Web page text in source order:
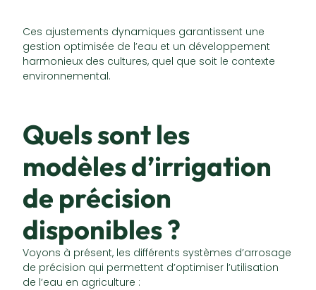
Ces ajustements dynamiques garantissent une
gestion optimisée de l’eau et un développement
harmonieux des cultures, quel que soit le contexte
environnemental.
Quels sont les
modèles d’irrigation
de précision
disponibles ?
Voyons à présent, les différents systèmes d’arrosage
de précision qui permettent d’optimiser l’utilisation
de l’eau en agriculture :